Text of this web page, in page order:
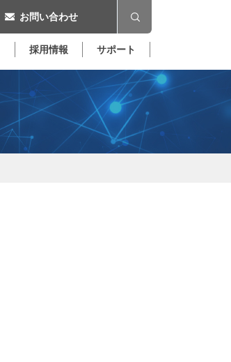
お問い合わせ
採用情報 サポート